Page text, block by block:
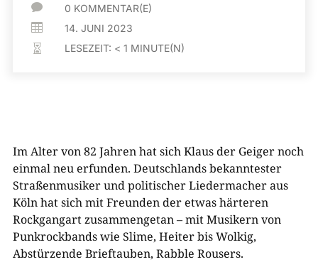
 0 KOMMENTAR(E)
 14. JUNI 2023
 LESEZEIT: < 1 MINUTE(N)
Im Alter von 82 Jahren hat sich Klaus der Geiger noch
einmal neu erfunden. Deutschlands bekanntester
Straßenmusiker und politischer Liedermacher aus
Köln hat sich mit Freunden der etwas härteren
Rockgangart zusammengetan – mit Musikern von
Punkrockbands wie Slime, Heiter bis Wolkig,
Abstürzende Brieftauben, Rabble Rousers.